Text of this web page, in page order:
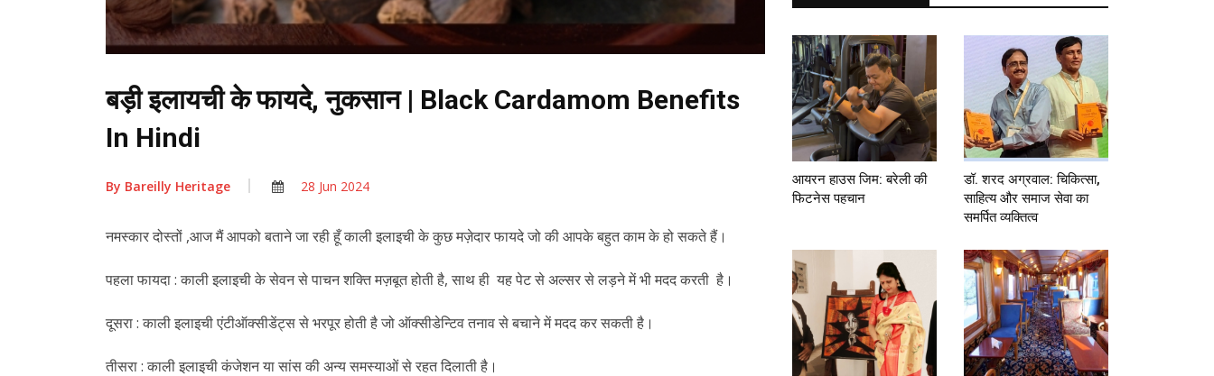
बड़ी इलायची के फायदे, नुकसान | Black Cardamom Benefits
In Hindi
By Bareilly Heritage 28 Jun 2024
नमस्कार दोस्तों ,आज मैं आपको बताने जा रही हूँ काली इलाइची के कुछ मज़ेदार फायदे जो की आपके बहुत काम के हो सकते हैं।
पहला फायदा : काली इलाइची के सेवन से पाचन शक्ति मज़बूत होती है, साथ ही यह पेट से अल्सर से लड़ने में भी मदद करती है।
दूसरा : काली इलाइची एंटीऑक्सीडेंट्स से भरपूर होती है जो ऑक्सीडेन्टिव तनाव से बचाने में मदद कर सकती है।
तीसरा : काली इलाइची कंजेशन या सांस की अन्य समस्याओं से रहत दिलाती है।
आयरन हाउस जिम: बरेली की
फिटनेस पहचान
डॉ. शरद अग्रवाल: चिकित्सा,
साहित्य और समाज सेवा का
समर्पित व्यक्तित्व